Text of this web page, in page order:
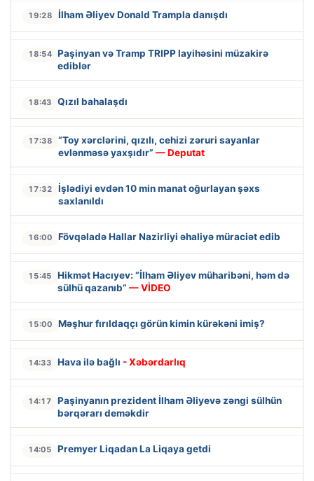
19:28 İlham Əliyev Donald Trampla danışdı
18:54 Paşinyan və Tramp TRIPP layihəsini müzakirə
ediblər
18:43 Qızıl bahalaşdı
17:38
“Toy xərclərini, qızılı, cehizi zəruri sayanlar
evlənməsə yaxşıdır” — Deputat
17:32
İşlədiyi evdən 10 min manat oğurlayan şəxs
saxlanıldı
16:00 Fövqəladə Hallar Nazirliyi əhaliyə müraciət edib
15:45
Hikmət Hacıyev: “İlham Əliyev müharibəni, həm də
sülhü qazanıb” — VİDEO
15:00 Məşhur fırıldaqçı görün kimin kürəkəni imiş?
14:33 Hava ilə bağlı - Xəbərdarlıq
14:17
Paşinyanın prezident İlham Əliyevə zəngi sülhün
bərqərarı deməkdir
14:05 Premyer Liqadan La Liqaya getdi